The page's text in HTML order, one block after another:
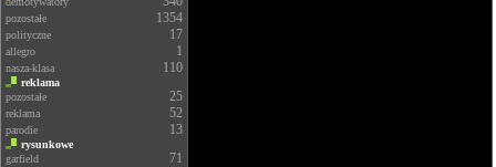
pozostałe 1354
polityczne 17
allegro 1
nasza-klasa 110
reklama
pozostałe
25
reklama 52
parodie 13
rysunkowe
garfield
71